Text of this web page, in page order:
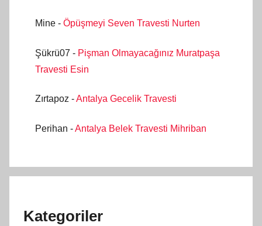
Mine - Öpüşmeyi Seven Travesti Nurten
Şükrü07 - Pişman Olmayacağınız Muratpaşa
Travesti Esin
Zırtapoz -Antalya Gecelik Travesti
Perihan -Antalya Belek Travesti Mihriban
Kategoriler